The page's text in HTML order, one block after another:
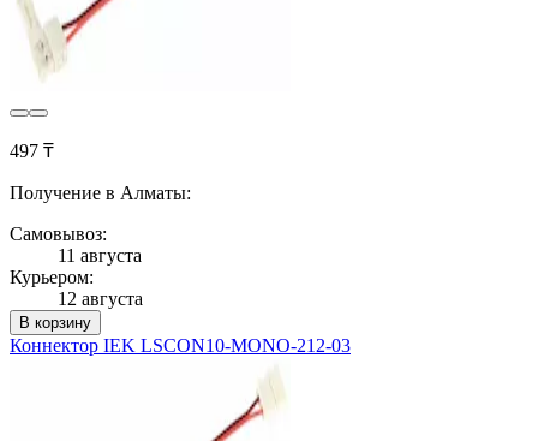
497 ₸
Получение в Алматы:
Самовывоз:
11 августа
Курьером:
12 августа
В корзину
Коннектор IEK LSCON10-MONO-212-03